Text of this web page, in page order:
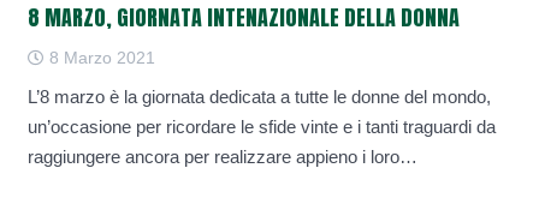
8 MARZO, GIORNATA INTENAZIONALE DELLA DONNA
8 Marzo 2021
L’8 marzo è la giornata dedicata a tutte le donne del mondo,
un’occasione per ricordare le sfide vinte e i tanti traguardi da
raggiungere ancora per realizzare appieno i loro…